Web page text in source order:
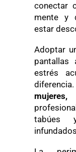
conectar
mente y
estar
Adoptar
estrés
diferencia.
mujeres,
tabúes